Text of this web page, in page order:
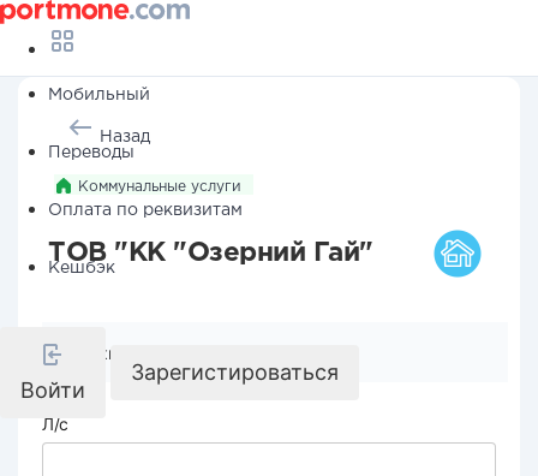
Мобильный
Переводы
Оплата по реквизитам
Кешбэк
Войти
Зарегистироваться
Назад
Коммунальные услуги
ТОВ "КК "Озерний Гай"
Реквизиты компании
Л/с